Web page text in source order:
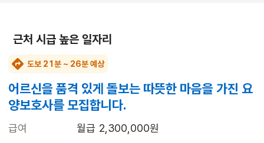
근처 시급 높은 일자리
도보 21분 ~ 26분 예상
어르신을 품격 있게 돌보는 따뜻한 마음을 가진 요
양보호사를 모집합니다.
급여
월급 2,300,000원